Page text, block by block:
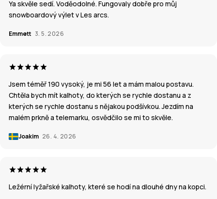
Ya skvěle sedí. Voděodolné. Fungovaly dobře pro můj
snowboardový výlet v Les arcs.
Emmett 3. 5. 2026
Jsem téměř 190 vysoký, je mi 56 let a mám malou postavu.
Chtěla bych mít kalhoty, do kterých se rychle dostanu a z
kterých se rychle dostanu s nějakou podšívkou. Jezdím na
malém prkně a telemarku, osvědčilo se mi to skvěle.
Joakim 26. 4. 2026
Ležérní lyžařské kalhoty, které se hodí na dlouhé dny na kopci.